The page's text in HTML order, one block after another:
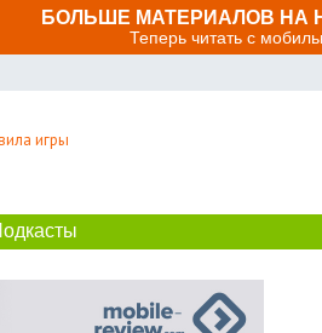
БОЛЬШЕ МАТЕРИАЛОВ НА
Теперь читать с
игры